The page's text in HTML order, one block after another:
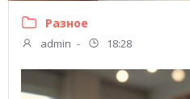
Разное
admin - 18:28